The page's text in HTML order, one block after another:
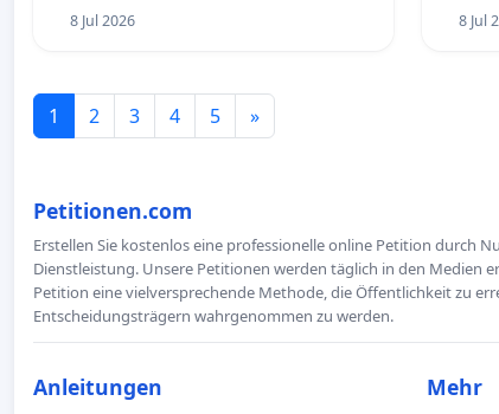
8 Jul 2026 8 Jul
1 2 3 4 5 »
Petitionen.com
Erstellen Sie kostenlos eine professionelle online Petition durch
Dienstleistung. Unsere Petitionen werden täglich in den Medien
Petition eine vielversprechende Methode, die Öffentlichkeit zu
Entscheidungsträgern wahrgenommen zu werden.
Anleitungen Mehr